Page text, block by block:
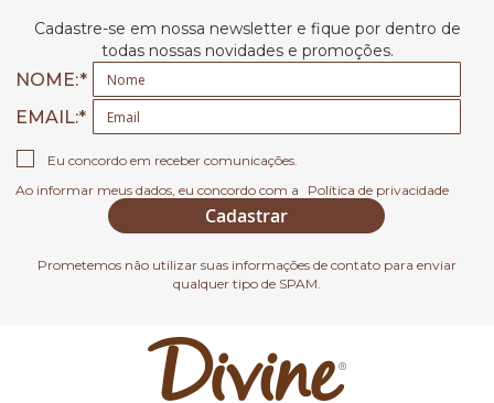
Cadastre-se em nossa newsletter e fique por dentro de
todas nossas novidades e promoções.
NOME:
EMAIL
Eu concordo em receber comunicações.
Ao informar meus dados, eu concordo com a
Política de privacidade
Cadastrar
Prometemos não utilizar suas informações de contato para enviar
qualquer tipo de SPAM.